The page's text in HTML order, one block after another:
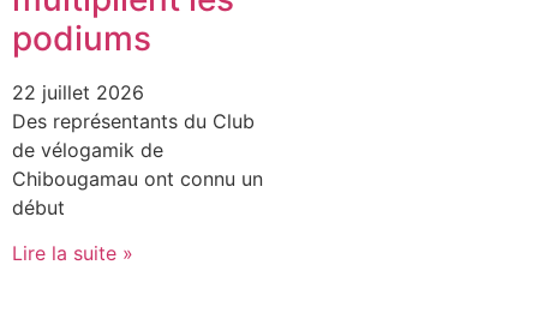
podiums
22 juillet 2026
Des représentants du Club
de vélogamik de
Chibougamau ont connu un
début
Lire la suite »